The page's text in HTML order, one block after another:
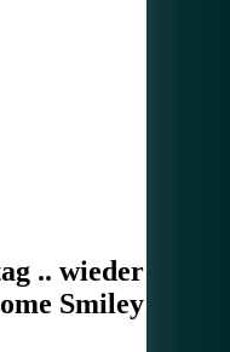
.. wieder
Smiley